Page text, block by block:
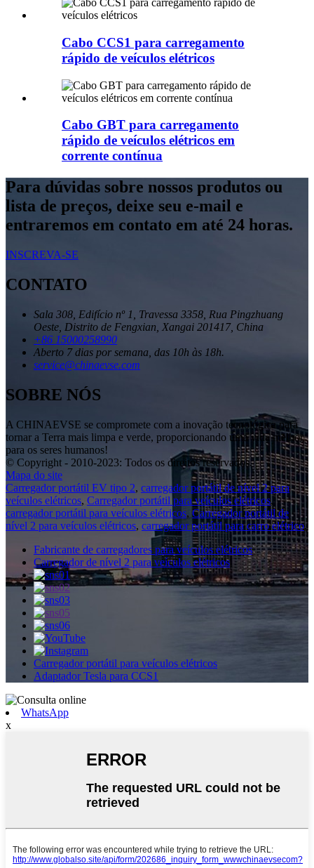
Cabo CCS1 para carregamento
rápido de veículos elétricos
Cabo GBT para carregamento
rápido de veículos elétricos em
corrente contínua
Para dúvidas sobre nossos produtos ou
lista de preços, deixe seu e-mail e
entraremos em contato em até 24 horas.
INSCREVA-SE
CONTATO
Sala 308, Edifício nº 1, Travessa 3358, Rua Pingzhuang
Oeste, Distrito de Fengxian, Xangai 201417, China
+86 15000258990
Aberto 7 dias por semana, das 10h às 18h.
service@chinaevse.com
SOBRE NÓS
A CHINAEVSE se compromete com a inovação tecnológica para
tornar a Terra mais limpa e verde, proporcionando uma vida melhor
para os seres humanos!
© Copyright - 2010-2023: Todos os direitos reservados.
Mapa do site
Carregador portátil EV tipo 2, carregador portátil de nível 2 para
veículos elétricos, Carregador portátil para veículos elétricos,
carregador portátil para veículos elétricos, Carregador portátil de
nível 2 para veículos elétricos, carregador portátil para carro elétrico,
Fabricante de carregadores para veículos elétricos
Carregador de nível 2 para veículos elétricos
Carregador portátil para veículos elétricos
Adaptador Tesla para CCS1
WhatsApp
x